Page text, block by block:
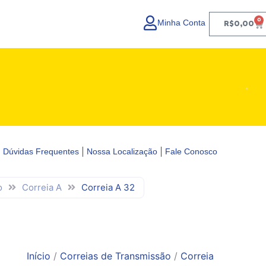
Minha Conta R$0,00 0
Dúvidas Frequentes Nossa Localização Fale Conosco
Correia A Correia A 32
Início / Correias de Transmissão / Correia